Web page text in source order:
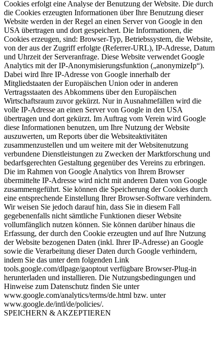
Cookies erfolgt eine Analyse der Benutzung der Website. Die durch
die Cookies erzeugten Informationen über Ihre Benutzung dieser
Website werden in der Regel an einen Server von Google in den
USA übertragen und dort gespeichert. Die Informationen, die
Cookies erzeugen, sind: Browser-Typ, Betriebssystem, die Website,
von der aus der Zugriff erfolgte (Referrer-URL), IP-Adresse, Datum
und Uhrzeit der Serveranfrage. Diese Website verwendet Google
Analytics mit der IP-Anonymisierungsfunktion („anonymizeIp“).
Dabei wird Ihre IP-Adresse von Google innerhalb der
Mitgliedstaaten der Europäischen Union oder in anderen
Vertragsstaaten des Abkommens über den Europäischen
Wirtschaftsraum zuvor gekürzt. Nur in Ausnahmefällen wird die
volle IP-Adresse an einen Server von Google in den USA
übertragen und dort gekürzt. Im Auftrag vom Verein wird Google
diese Informationen benutzen, um Ihre Nutzung der Website
auszuwerten, um Reports über die Websiteaktivitäten
zusammenzustellen und um weitere mit der Websitenutzung
verbundene Dienstleistungen zu Zwecken der Marktforschung und
bedarfsgerechten Gestaltung gegenüber des Vereins zu erbringen.
Die im Rahmen von Google Analytics von Ihrem Browser
übermittelte IP-Adresse wird nicht mit anderen Daten von Google
zusammengeführt. Sie können die Speicherung der Cookies durch
eine entsprechende Einstellung Ihrer Browser-Software verhindern.
Wir weisen Sie jedoch darauf hin, dass Sie in diesem Fall
gegebenenfalls nicht sämtliche Funktionen dieser Website
vollumfänglich nutzen können. Sie können darüber hinaus die
Erfassung, der durch den Cookie erzeugten und auf Ihre Nutzung
der Website bezogenen Daten (inkl. Ihrer IP-Adresse) an Google
sowie die Verarbeitung dieser Daten durch Google verhindern,
indem Sie das unter dem folgenden Link
tools.google.com/dlpage/gaoptout verfügbare Browser-Plug-in
herunterladen und installieren. Die Nutzungsbedingungen und
Hinweise zum Datenschutz finden Sie unter
www.google.com/analytics/terms/de.html bzw. unter
www.google.de/intl/de/policies/.
SPEICHERN & AKZEPTIEREN